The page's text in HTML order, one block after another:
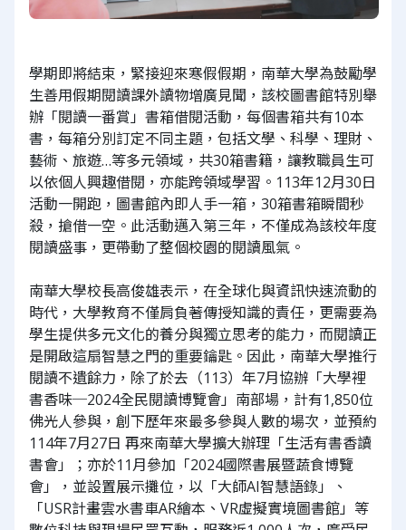
學期即將結束，緊接迎來寒假假期，南華大學為鼓勵學
生善用假期閱讀課外讀物增廣見聞，該校圖書館特別舉
辦「閱讀一番賞」書箱借閱活動，每個書箱共有10本
書，每箱分別訂定不同主題，包括文學、科學、理財、
藝術、旅遊…等多元領域，共30箱書籍，讓教職員生可
以依個人興趣借閱，亦能跨領域學習。113年12月30日
活動一開跑，圖書館內即人手一箱，30箱書箱瞬間秒
殺，搶借一空。此活動邁入第三年，不僅成為該校年度
閱讀盛事，更帶動了整個校園的閱讀風氣。
南華大學校長高俊雄表示，在全球化與資訊快速流動的
時代，大學教育不僅肩負著傳授知識的責任，更需要為
學生提供多元文化的養分與獨立思考的能力，而閱讀正
是開啟這扇智慧之門的重要鑰匙。因此，南華大學推行
閱讀不遺餘力，除了於去（113）年7月協辦「大學裡
書香味─2024全民閱讀博覽會」南部場，計有1,850位
佛光人參與，創下歷年來最多參與人數的場次，並預約
114年7月27日 再來南華大學擴大辦理「生活有書香讀
書會」；亦於11月參加「2024國際書展暨蔬食博覽
會」，並設置展示攤位，以「大師AI智慧語錄」、
「USR計畫雲水書車AR繪本、VR虛擬實境圖書館」等